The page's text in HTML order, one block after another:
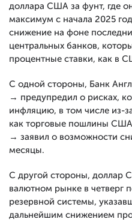
доллара США за фунт, где
максимум с начала 2025
снижение на фоне
центральных банков,
процентные ставки, как в
С одной стороны, Банк
→ предупредил о рисках,
инфляцию, в том числе из-
как торговые пошлины
→ заявил о возможности
месяцы.
С другой стороны, доллар
валютном рынке в четверг
резервной системы,
дальнейшим снижением